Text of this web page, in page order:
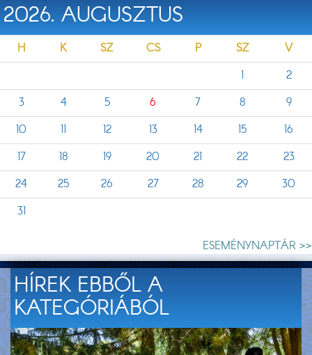
2026. AUGUSZTUS
H K SZ CS P SZ
V
1
2
3
4 5 6 7 8
9
10
11 12 13 14 15
16
17
18 19 20 21 22
23
24
25 26 27 28 29
30
31
ESEMÉNYNAPTÁR >>
HÍREK EBBŐL A
KATEGÓRIÁBÓL